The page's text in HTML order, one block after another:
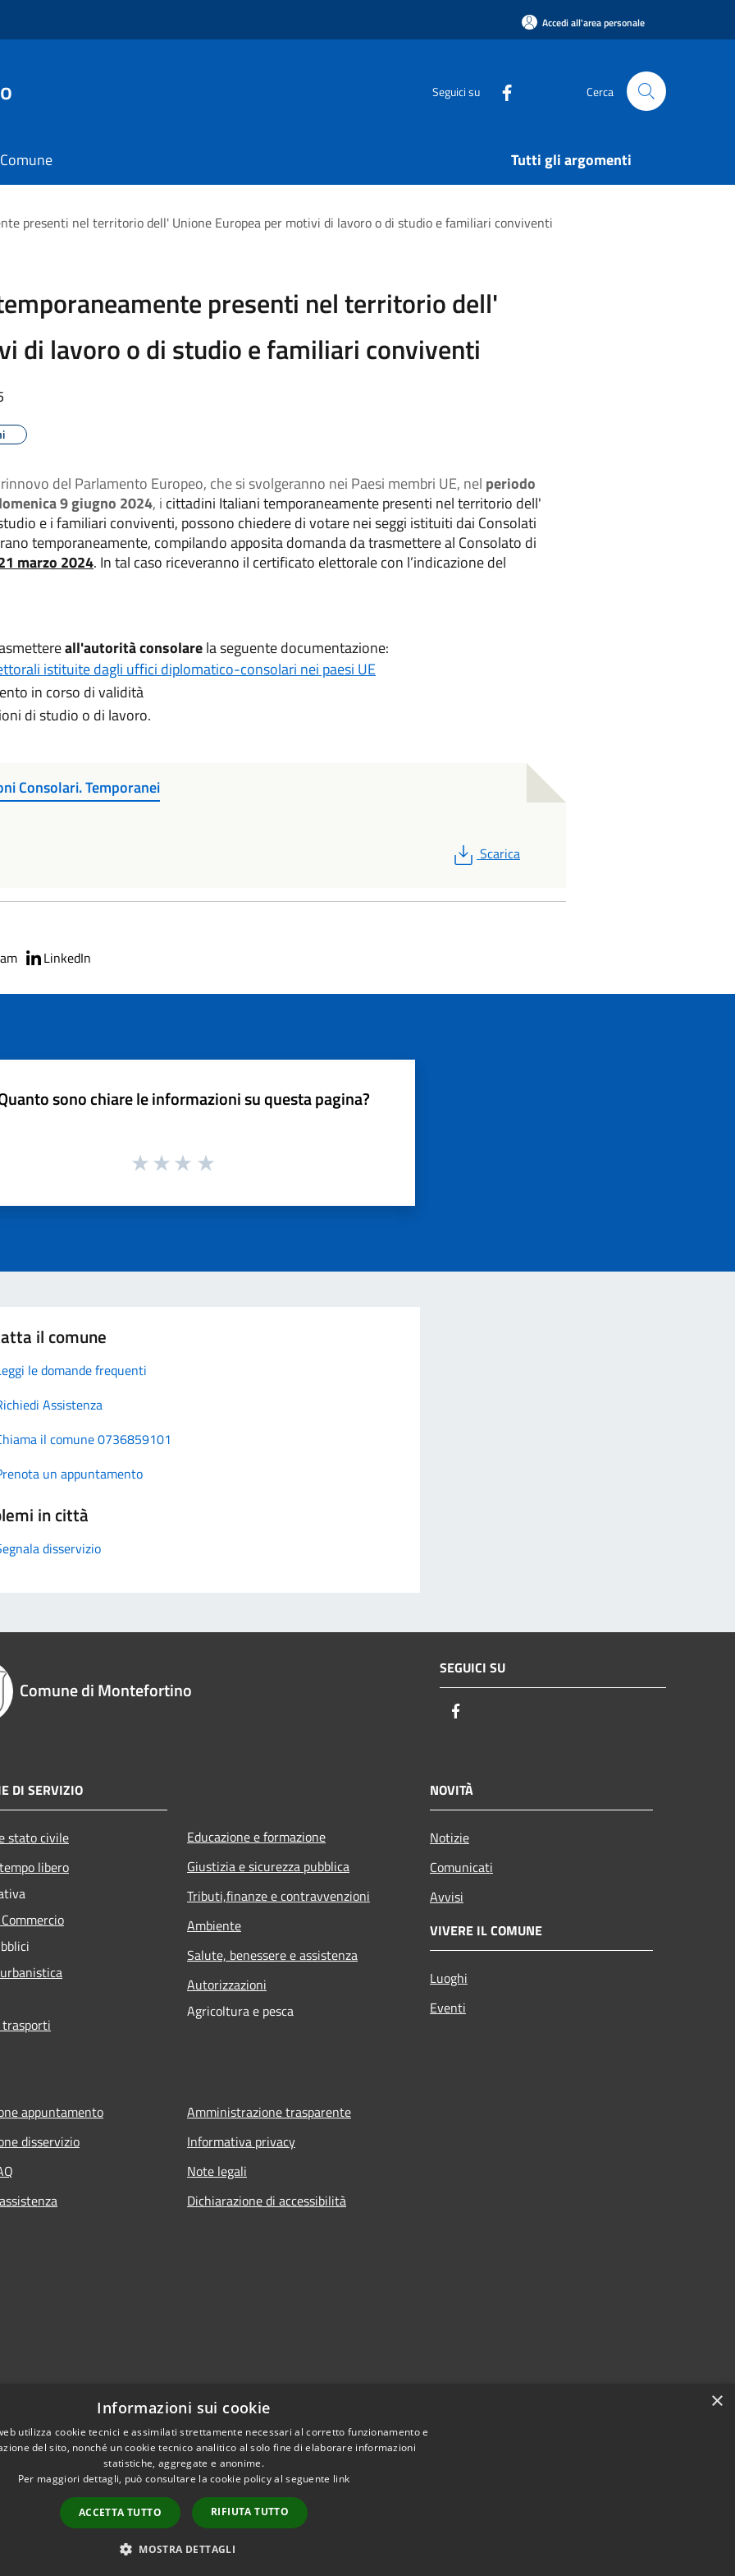
Accedi all'area personale
Seguici su Cerca
Tutti gli argomenti
presenti nel territorio dell' Unione Europea per motivi di lavoro o di studio e familiari conviventi
presenti nel territorio dell'
di lavoro o di studio e familiari conviventi
del Parlamento Europeo, che si svolgeranno nei Paesi membri UE, nel periodo
9 giugno 2024, i cittadini Italiani temporaneamente presenti nel territorio dell'
e i familiari conviventi, possono chiedere di votare nei seggi istituiti dai Consolati
temporaneamente, compilando apposita domanda da trasmettere al Consolato di
marzo 2024. In tal caso riceveranno il certificato elettorale con l’indicazione del
all'autorità consolarela seguente documentazione:
istituite dagli uffici diplomatico-consolari nei paesi UE
in corso di validità
di studio o di lavoro.
Consolari. Temporanei
PDF
Scarica
LinkedIn
sono chiare le informazioni su questa pagina?
il comune
le domande frequenti
Assistenza
il comune 0736859101
un appuntamento
in città
disservizio
Comune di Montefortino
SEGUICI SU
DI SERVIZIO
stato civile
libero
Educazione e formazione
Giustizia e sicurezza pubblica
Tributi,finanze e contravvenzioni
Ambiente
Salute, benessere e assistenza
Autorizzazioni
Agricoltura e pesca
NOVITÀ
Notizie
Comunicati
Avvisi
VIVERE IL COMUNE
Luoghi
Eventi
appuntamento
disservizio
Amministrazione trasparente
Informativa privacy
Note legali
Dichiarazione di accessibilità
Intranet Copyright © 2026 • Comune di Montefortino • Powered by
×
Informazioni sui cookie
utilizza cookie tecnici e assimilati strettamente necessari al corretto funzionamento e
del sito, nonché un cookie tecnico analitico al solo fine di elaborare informazioni
statistiche, aggregate e anonime.
Per maggiori dettagli, può consultare la cookie policy al seguente link
ACCETTA TUTTO RIFIUTA TUTTO
MOSTRA DETTAGLI